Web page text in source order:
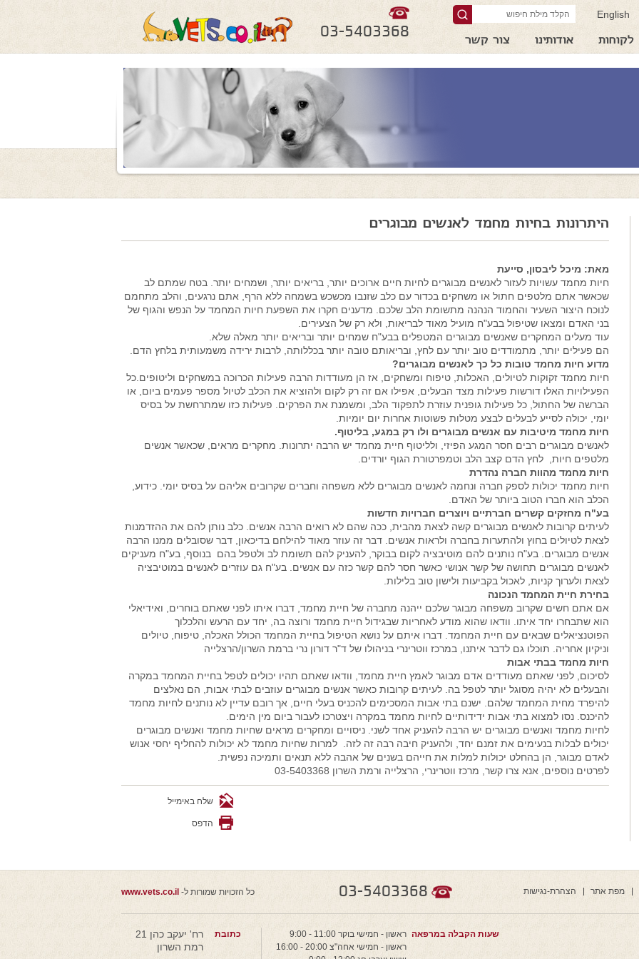
English
לקוחות אודותינו צור קשר
03-5403368
היתרונות בחיות מחמד לאנשים מבוגרים
מאת: מיכל ליבסון, סייעת
חיות מחמד עשויות לעזור לאנשים מבוגרים לחיות חיים ארוכים יותר, בריאים יותר, ושמחים יותר. בטח שמתם לב
שכאשר אתם מלטפים חתול או משחקים בכדור עם כלב שזנבו מכשכש בשמחה ללא הרף, אתם נרגעים, והלב מתחמם
לנוכח היצור השעיר והחמוד הנהנה מתשומת הלב שלכם. מדענים חקרו את השפעת חיות המחמד על הנפש והגוף של
בני האדם ומצאו שטיפול בבע"ח מועיל מאוד לבריאות, ולא רק של הצעירים.
עוד מעלים המחקרים שאנשים מבוגרים המטפלים בבע"ח שמחים יותר ובריאים יותר מאלה שלא.
הם פעילים יותר, מתמודדים טוב יותר עם לחץ, ובריאותם טובה יותר בכללותה, לרבות ירידה משמעותית בלחץ הדם.
מדוע חיות מחמד טובות כל כך לאנשים מבוגרים?
חיות מחמד זקוקות לטיולים, האכלות, טיפוח ומשחקים, אז הן מעודדות הרבה פעילות הכרוכה במשחקים וליטופים.כל
הפעילויות האלו דורשות פעילות מצד הבעלים, אפילו אם זה רק לקום ולהוציא את הכלב לטיול מספר פעמים ביום, או
הברשה של החתול, כל פעילות גופנית עוזרת לתפקוד הלב, ומשמנת את הפרקים. פעילות כזו שמתרחשת על בסיס
יומי, יכולה לסייע לבעלים לבצע מטלות פשוטות אחרות יום יומיות.
חיות מחמד מיטיבות עם אנשים מבוגרים ולו רק במגע, בליטוף.
לאנשים מבוגרים רבים חסר המגע הפיזי, ולליטוף חיית מחמד יש הרבה יתרונות. מחקרים מראים, שכאשר אנשים
מלטפים חיות, לחץ הדם קצב הלב וטמפרטורת הגוף יורדים.
חיות מחמד מהוות חברה נהדרת
חיות מחמד יכולות לספק חברה ונחמה לאנשים מבוגרים ללא משפחה וחברים שקרובים אליהם על בסיס יומי. כידוע,
הכלב הוא חברו הטוב ביותר של האדם.
בע"ח מחזקים קשרים חברתיים ויוצרים חברויות חדשות
לעיתים קרובות לאנשים מבוגרים קשה לצאת מהבית, ככה שהם לא רואים הרבה אנשים. כלב נותן להם את ההזדמנות
לצאת לטיולים בחוץ ולהתערות בחברה ולראות אנשים. דבר זה עוזר מאוד להילחם בדיכאון, דבר שסובלים ממנו הרבה
אנשים מבוגרים. בע"ח נותנים להם מוטיבציה לקום בבוקר, להעניק להם תשומת לב ולטפל בהם בנוסף, בע"ח מעניקים
לאנשים מבוגרים תחושה של קשר אנושי כאשר חסר להם קשר כזה עם אנשים. בע"ח גם עוזרים לאנשים במוטיבציה
לצאת ולערוך קניות, לאכול בקביעות ולישון טוב בלילות.
בחירת חיית המחמד הנכונה
אם אתם חשים שקרוב משפחה מבוגר שלכם ייהנה מחברה של חיית מחמד, דברו איתו לפני שאתם בוחרים, ואידיאלי
הוא שתבחרו יחד איתו. וודאו שהוא מודע לאחריות שבגידול חיית מחמד ורוצה בה, יחד עם הרעש והלכלוך
הפוטנציאלים שבאים עם חיית המחמד. דברו איתם על נושא הטיפול בחיית המחמד הכולל האכלה, טיפוח, טיולים
וניקיון אחריה. תוכלו גם לדבר איתנו, במרכז ווטרינרי בניהולו של ד"ר דורון נרי ברמת השרון/הרצלייה
חיות מחמד בבתי אבות
לסיכום, לפני שאתם מעודדים אדם מבוגר לאמץ חיית מחמד, וודאו שאתם תהיו יכולים לטפל בחיית המחמד במקרה
והבעלים לא יהיה מסוגל יותר לטפל בה. לעיתים קרובות כאשר אנשים מבוגרים עוזבים לבתי אבות, הם נאלצים
להיפרד מחית המחמד שלהם. ישנם בתי אבות המסכימים להכניס בעלי חיים, אך רובם עדיין לא נותנים לחיות מחמד
להיכנס. נסו למצוא בתי אבות ידידותיים לחיות מחמד במקרה ויצטרכו לעבור ביום מין הימים.
לחיות מחמד ואנשים מבוגרים יש הרבה להעניק אחד לשני. ניסויים ומחקרים מראים שחיות מחמד ואנשים מבוגרים
יכולים לבלות בנעימים את זמנם יחד, ולהעניק חיבה רבה זה לזה. למרות שחיות מחמד לא יכולות להחליף יחסי אנוש
לאדם מבוגר, הן בהחלט יכולות למלות את חייהם בשנים של אהבה ללא תנאים ותמיכה נפשית.
לפרטים נוספים, אנא צרו קשר, מרכז ווטרינרי, הרצלייה ורמת השרון 03-5403368
שלח באימייל
הדפס
מפת אתר הצהרת-נגישות 03-5403368 כל הזכויות שמורות ל- www.vets.co.il
שעות הקבלה במרפאה ראשון - חמישי בוקר 11:00 - 9:00
ראשון - חמישי אחה"צ 20:00 - 16:00
כתובת
רח' יעקב כהן 21
רמת השרון